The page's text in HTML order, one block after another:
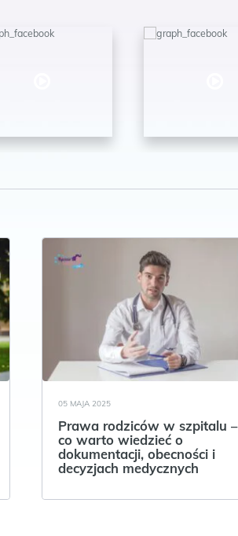
05 MAJA 2025
Prawa rodziców w szpitalu –
co warto wiedzieć o
dokumentacji, obecności i
decyzjach medycznych